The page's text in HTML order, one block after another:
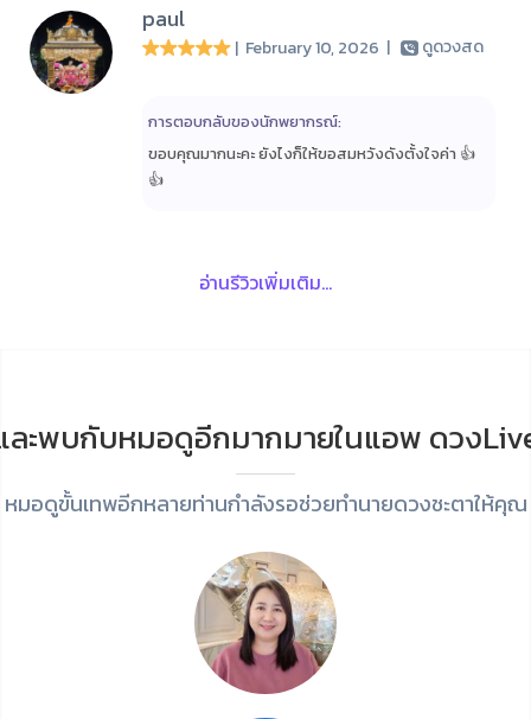
paul
| February 10, 2026 | ดูดวงสด
การตอบกลับของนักพยากรณ์:
ขอบคุณมากนะคะ ยังไงก็ให้ขอสมหวังดังตั้งใจค่า 👍
👍
อ่านรีวิวเพิ่มเติม...
ละพบกับหมอดูอีกมากมายในแอพ ดวง
หมอดูขั้นเทพอีกหลายท่านกำลังรอช่วยทำนายดวงชะตาให้คุณ